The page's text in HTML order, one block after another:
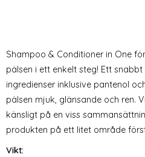
Shampoo & Conditioner in One
pälsen i ett enkelt steg! Ett
ingredienser inklusive pantenol
pälsen mjuk, glänsande och ren.
känsligt på en viss
produkten på ett litet område
Vikt: